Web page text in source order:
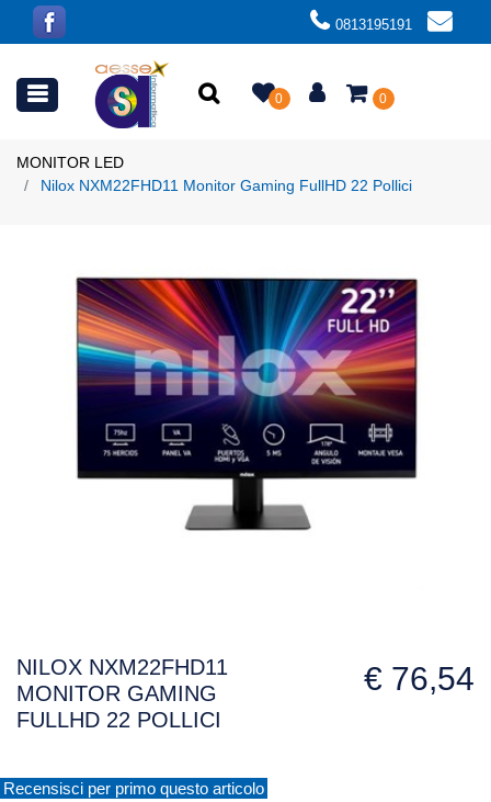
0813195191
Open menu 0 0
MONITOR LED
Nilox NXM22FHD11 Monitor Gaming FullHD 22 Pollici
NILOX NXM22FHD11
MONITOR GAMING
FULLHD 22 POLLICI
€ 76,54
Recensisci per primo questo articolo